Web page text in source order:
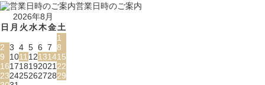
営業日時のご案内
2026年8月
日 月 火水木金土
1
2 3 4 5 6 7 8
9
1011 12131415
161718192021 22
23242526272829